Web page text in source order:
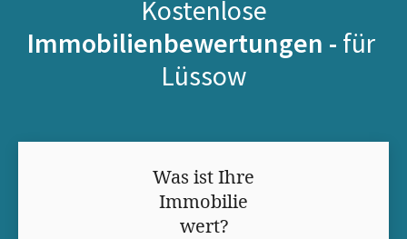
Kostenlose
Immobilienbewertungen - für
Lüssow
Was ist Ihre
Immobilie
wert?